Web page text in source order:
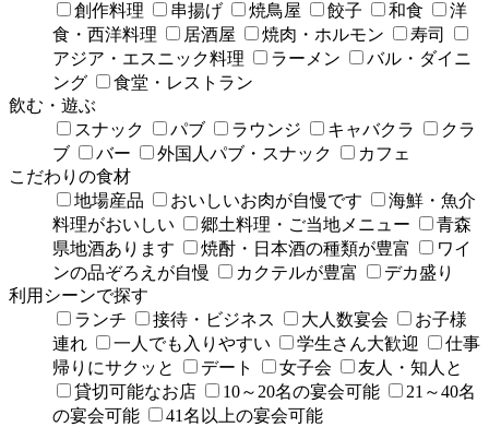
創作料理 串揚げ 焼鳥屋 餃子 和食
洋
食・西洋料理
居酒屋 焼肉・ホルモン
寿司
アジア・エスニック料理
ラーメン
バル・ダイニ
ング
食堂・レストラン
飲む・遊ぶ
スナック
パブ ラウンジ キャバクラ
クラ
ブ
バー 外国人パブ・スナック
カフェ
こだわりの食材
地場産品
おいしいお肉が自慢です
海鮮・魚介
料理がおいしい
郷土料理・ご当地メニュー
青森
県地酒あります
焼酎・日本酒の種類が豊富
ワイ
ンの品ぞろえが自慢
カクテルが豊富
デカ盛り
利用シーンで探す
ランチ
接待・ビジネス 大人数宴会
お子様
連れ
一人でも入りやすい 学生さん大歓迎
仕事
帰りにサクッと
デート 女子会
友人・知人と
貸切可能なお店
10～20名の宴会可能
21～40名
の宴会可能
41名以上の宴会可能